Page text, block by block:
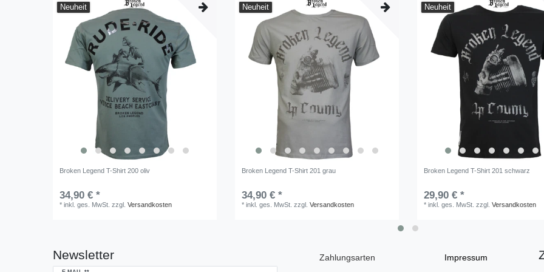
Neuheit
Broken Legend T-Shirt 200 oliv
34,90 € *
*inkl. ges. MwSt. zzgl.Versandkosten
Neuheit
Broken Legend T-Shirt 201 grau
34,90 € *
*inkl. ges. MwSt. zzgl.Versandkosten
Neuheit
Broken Legend T-Shirt 201 schwarz
29,90 € *
*inkl. ges. MwSt. zzgl.Versandkosten
Newsletter
Zahlungsarten
Impressum